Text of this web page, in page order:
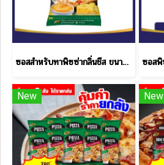
ซอสสำหรับทาพิซซ่ากลิ่นชีส ขนาด 800 กรัม
New New